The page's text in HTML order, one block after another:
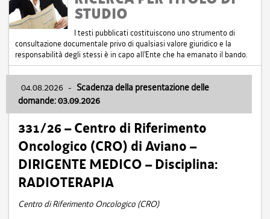
STUDIO
I testi pubblicati costituiscono uno strumento di
consultazione documentale privo di qualsiasi valore giuridico e la
responsabilità degli stessi è in capo all'Ente che ha emanato il bando.
04.08.2026 - Scadenza della presentazione delle
domande: 03.09.2026
331/26 – Centro di Riferimento
Oncologico (CRO) di Aviano –
DIRIGENTE MEDICO – Disciplina:
RADIOTERAPIA
Centro di Riferimento Oncologico (CRO)